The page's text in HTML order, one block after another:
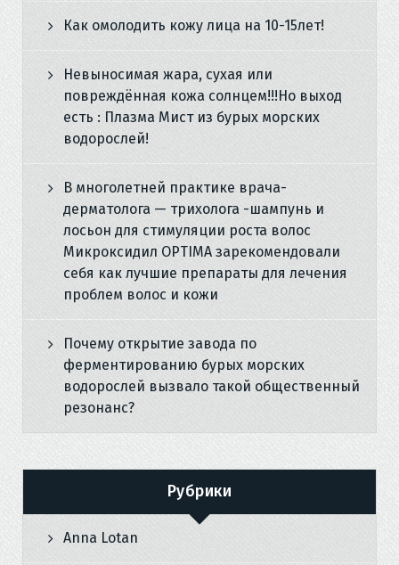
Как омолодить кожу лица на 10-15лет!
Невыносимая жара, сухая или
повреждённая кожа солнцем!!!Но выход
есть : Плазма Мист из бурых морских
водорослей!
В многолетней практике врача-
дерматолога — трихолога -шампунь и
лосьон для стимуляции роста волос
Микроксидил OPTIMA зарекомендовали
себя как лучшие препараты для лечения
проблем волос и кожи
Почему открытие завода по
ферментированию бурых морских
водорослей вызвало такой общественный
резонанс?
Рубрики
Anna Lotan